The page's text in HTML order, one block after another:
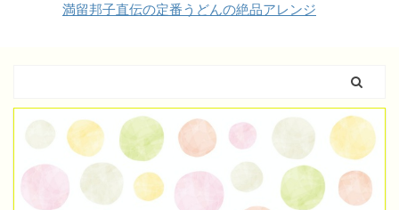
満留邦子直伝の定番うどんの絶品アレンジ